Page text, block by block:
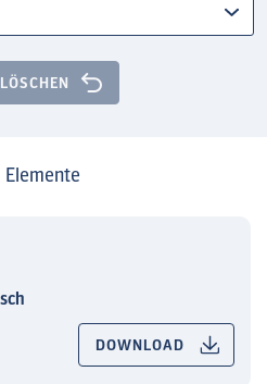
DOWNLOAD